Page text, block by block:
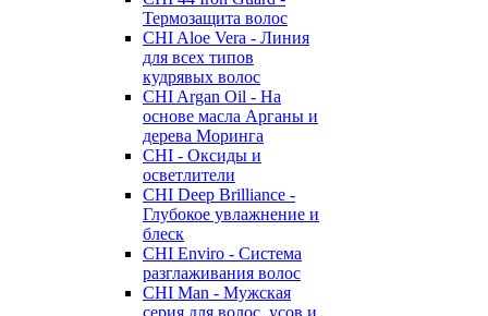
Термозащита волос
CHI Aloe Vera - Линия
для всех типов
кудрявых волос
CHI Argan Oil - На
основе масла Арганы и
дерева Моринга
CHI - Оксиды и
осветлители
CHI Deep Brilliance -
Глубокое увлажнение и
блеск
CHI Enviro - Система
разглаживания волос
CHI Man - Мужская
серия для волос, усов и